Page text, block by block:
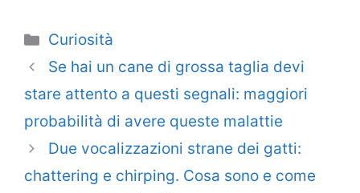
Categorie
Curiosità
Se hai un cane di grossa taglia devi
stare attento a questi segnali: maggiori
probabilità di avere queste malattie
Due vocalizzazioni strane dei gatti:
chattering e chirping. Cosa sono e come